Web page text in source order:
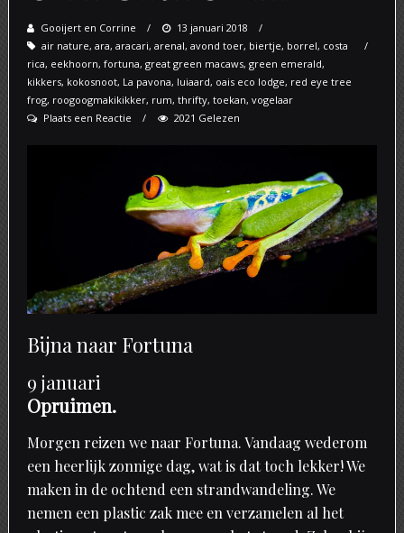
Gooijert en Corrine
Posted
on
13 januari 2018
air nature, ara, aracari, arenal, avond toer, biertje, borrel, costa
rica, eekhoorn, fortuna, great green macaws, green emerald,
kikkers, kokosnoot, La pavona, luiaard, oais eco lodge, red eye tree
frog, roogoogmakikikker, rum, thrifty, toekan, vogelaar
Plaats een Reactie
2021 Gelezen
Bijna naar Fortuna
9 januari
Opruimen.
Morgen reizen we naar Fortuna. Vandaag wederom
een heerlijk zonnige dag, wat is dat toch lekker! We
maken in de ochtend een strandwandeling. We
nemen een plastic zak mee en verzamelen al het